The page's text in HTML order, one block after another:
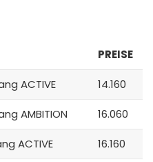
PREISE
ACTIVE 14.160
AMBITION 16.060
ACTIVE 16.160